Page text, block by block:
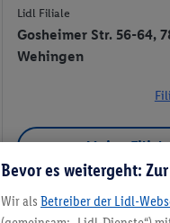
Lidl Filiale
Gosheimer Str. 56-64,
Wehingen
Meine
Bevor es weitergeht:
Wir als Betreiber der Lidl-